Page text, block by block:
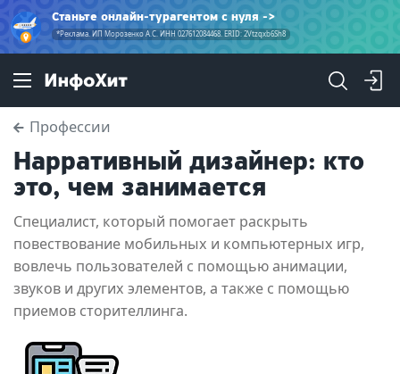
Станьте онлайн-турагентом с нуля
*Реклама. ИП Морозенко А.С. ИНН 027612084468. ERID: 2Vtzqxb6Sh8
Профессии
Нарративный дизайнер: кто
это, чем занимается
Специалист, который помогает раскрыть
повествование мобильных и компьютерных игр,
вовлечь пользователей с помощью анимации,
звуков и других элементов, а также с помощью
приемов сторителлинга.